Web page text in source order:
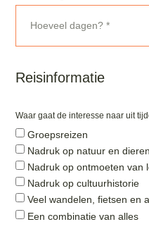
Reisinformatie
Waar gaat de interesse naar uit
Groepsreizen
Nadruk op natuur en dieren
Nadruk op ontmoeten van
Nadruk op cultuurhistorie
Veel wandelen, fietsen en
Een combinatie van alles